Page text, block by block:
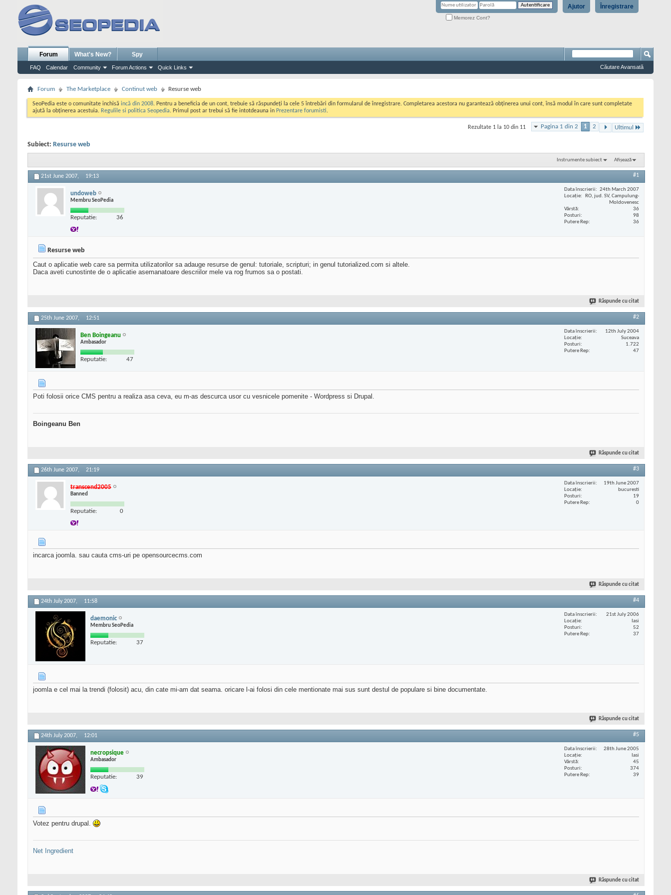
Înregistrare
Ajutor
Memorez Cont?
Forum
FAQ Calendar Community Forum Actions Quick Links
What's New? Spy
Căutare Avansată
Forum The Marketplace Continut web Resurse web
SeoPedia este o comunitate inchisă incă din 2008. Pentru a beneficia de un cont, trebuie să răspundeți la cele 5 întrebări din formularul de înregistrare. Completarea acestora nu garantează obținerea unui cont, însă modul în care sunt completate
ajută la obținerea acestuia. Regulile si politica Seopedia. Primul post ar trebui să fie intotdeauna in Prezentare forumisti.
Pagina 1 din 2 1 2 Ultimul
Rezultate 1 la 10 din 11
Subiect: Resurse web
Instrumente subiect Afișează
21st June 2007, 19:13 #1
undoweb
Membru SeoPedia
Reputatie: 36
Data înscrierii
24th March 2007
Locaţie
RO, jud. SV, Campulung-
Moldovenesc
Vârstă
36
Posturi
98
Putere Rep
36
Resurse web
Caut o aplicatie web care sa permita utilizatorilor sa adauge resurse de genul: tutoriale, scripturi; in genul tutorialized.com si altele.
Daca aveti cunostinte de o aplicatie asemanatoare descriilor mele va rog frumos sa o postati.
Răspunde cu citat
25th June 2007, 12:51 #2
Ben Boingeanu
Ambasador
Reputatie: 47
Data înscrierii
12th July 2004
Locaţie
Suceava
Posturi
1.722
Putere Rep
47
Poti folosii orice CMS pentru a realiza asa ceva, eu m-as descurca usor cu vesnicele pomenite - Wordpress si Drupal.
Boingeanu Ben
Răspunde cu citat
26th June 2007, 21:19 #3
transcend2005
Banned
Reputatie: 0
Data înscrierii
19th June 2007
Locaţie
bucuresti
Posturi
19
Putere Rep
0
incarca joomla. sau cauta cms-uri pe opensourcecms.com
Răspunde cu citat
24th July 2007, 11:58 #4
daemonic
Membru SeoPedia
Reputatie: 37
Data înscrierii
21st July 2006
Locaţie
Iasi
Posturi
52
Putere Rep
37
joomla e cel mai la trendi (folosit) acu, din cate mi-am dat seama. oricare l-ai folosi din cele mentionate mai sus sunt destul de populare si bine documentate.
Răspunde cu citat
24th July 2007, 12:01 #5
necropsique
Ambasador
Reputatie: 39
Data înscrierii
28th June 2005
Locaţie
Iasi
Vârstă
45
Posturi
374
Putere Rep
39
Votez pentru drupal.
Net Ingredient
Răspunde cu citat